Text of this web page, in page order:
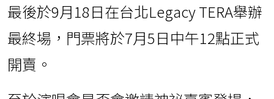
最後於9月18日在台北Legacy TERA舉辦
最終場，門票將於7月5日中午12點正式
開賣。